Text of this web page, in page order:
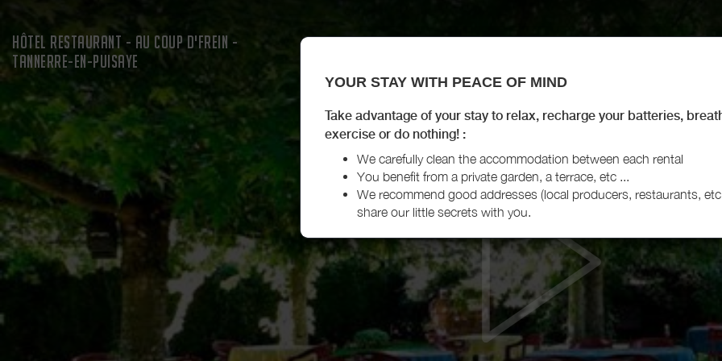
HÔTEL RESTAURANT - AU COUP D'FREIN -
TANNERRE-EN-PUISAYE
YOUR STAY WITH PEACE OF MIND
Take advantage of your stay to relax, recharge your batteries,
exercise or do nothing! :
We carefully clean the accommodation between each rental
You benefit from a private garden, a terrace, etc ...
We recommend good addresses (local producers, restaurants,
share our little secrets with you.